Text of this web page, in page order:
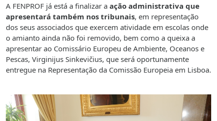
A FENPROF já está a finalizar a ação administrativa que
apresentará também nos tribunais, em representação
dos seus associados que exercem atividade em escolas onde
o amianto ainda não foi removido, bem como a queixa a
apresentar ao Comissário Europeu de Ambiente, Oceanos e
Pescas, Virginijus Sinkevičius, que será oportunamente
entregue na Representação da Comissão Europeia em Lisboa.